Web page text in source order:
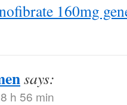
160mg
says:
h 56 min